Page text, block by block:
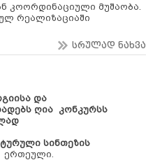
კოორდინაციული მუშაობა.
რეალიზაციაში
სრულად ნახვა
და
ღია კონკურსს
სინთეზის
ერთეული.